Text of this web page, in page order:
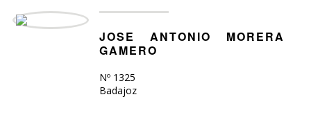
JOSE ANTONIO MORERA
GAMERO
Nº 1325
Badajoz